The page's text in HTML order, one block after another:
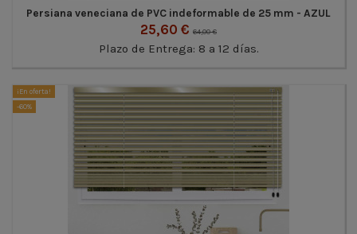
Persiana veneciana de PVC indeformable de 25 mm - AZUL
25,60 € 64,00 €
Plazo de Entrega: 8 a 12 días.
¡En oferta!
-60%